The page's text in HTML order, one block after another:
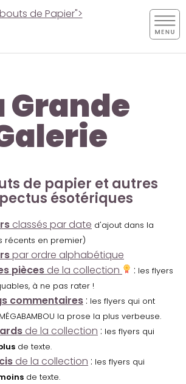
de Papier">
Grande
de papier et autres
ésotériques
classés par date d'ajout dans la
récents en premier)
par ordre alphabétique
pièces de la collection : les flyers
à ne pas rater !
commentaires : les flyers qui ont
la prose la plus verbeuse.
de la collection : les flyers qui
de texte.
de la collection : les flyers qui
de texte.